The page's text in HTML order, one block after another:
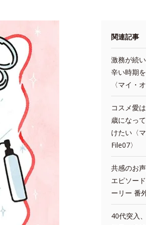
関連記事
激務が続
辛い時期
〈マイ・
コスメ愛
歳になっ
けたい〈
File07〉
共感のお
エピソー
ーリー 番
40代突入